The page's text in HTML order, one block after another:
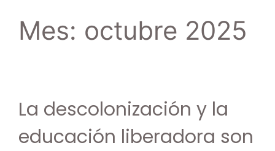
Mes: octubre 2025
La descolonización y la
educación liberadora son